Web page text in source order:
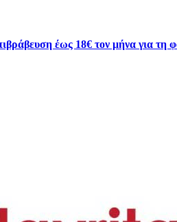
έως 18€ τον μήνα για τη